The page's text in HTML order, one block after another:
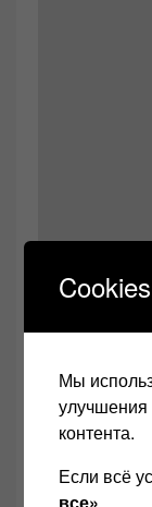
Cookies
Мы
улучшения
контента.
Если всё